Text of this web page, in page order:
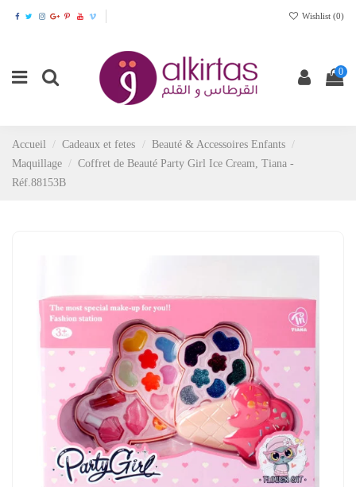
Wishlist (0)
0
Accueil Cadeaux et fetes
Beauté & Accessoires Enfants
Maquillage
Coffret de Beauté Party Girl Ice Cream, Tiana -
Réf.88153B